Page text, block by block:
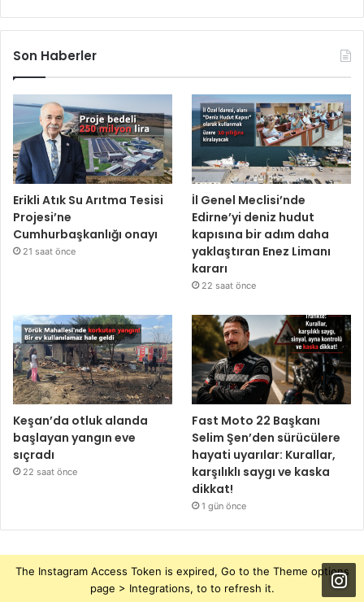
Son Haberler
Erikli Atık Su Arıtma Tesisi
Projesi’ne
Cumhurbaşkanlığı onayı
21 saat önce
İl Genel Meclisi’nde
Edirne’yi deniz hudut
kapısına bir adım daha
yaklaştıran Enez Limanı
kararı
22 saat önce
Keşan’da otluk alanda
başlayan yangın eve
sıçradı
22 saat önce
Fast Moto 22 Başkanı
Selim Şen’den sürücülere
hayati uyarılar: Kurallar,
karşılıklı saygı ve kaska
dikkat!
1 gün önce
The Instagram Access Token is expired, Go to the Theme options
page > Integrations, to to refresh it.